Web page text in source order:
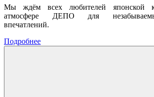
Мы ждём всех любителей японской
атмосфере ДЕПО для
впечатлений.
Подробнее